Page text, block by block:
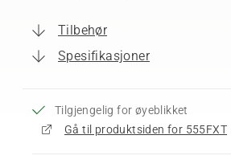
Tilbehør
Spesifikasjoner
Tilgjengelig for øyeblikket
Gå til produktsiden for 555FXT